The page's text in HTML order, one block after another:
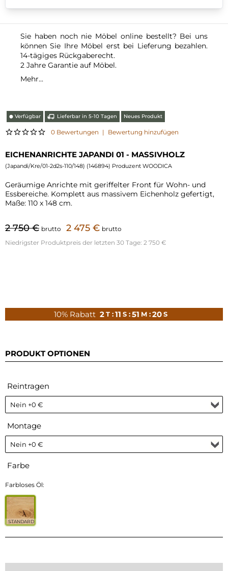
Sie haben noch nie Möbel online bestellt? Bei uns
können Sie Ihre Möbel erst bei Lieferung bezahlen.
14-tägiges Rückgaberecht.
2 Jahre Garantie auf Möbel.
Mehr...
⬤ Verfügbar Lieferbar in 5-10 Tagen Neues Produkt
0 Bewertungen | Bewertung hinzufügen
EICHENANRICHTE JAPANDI 01 - MASSIVHOLZ
(Japandi/Kre/01-2d2s-110/148) (146894) Produzent WOODICA
Geräumige Anrichte mit geriffelter Front für Wohn- und
Essbereiche. Komplett aus massivem Eichenholz gefertigt,
Maße: 110 x 148 cm.
2 750 € brutto 2 475 € brutto
Niedrigster Produktpreis der letzten 30 Tage: 2 750 €
10% Rabatt 2 T : 11 S : 51 M : 18S
PRODUKT OPTIONEN
Reintragen
Montage
Farbe
Farbloses Öl:
STANDARD